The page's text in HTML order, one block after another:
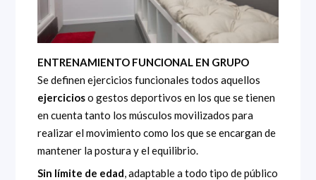
ENTRENAMIENTO FUNCIONAL EN GRUPO
Se definen ejercicios funcionales todos aquellos
ejercicioso gestos deportivos en los que se tienen
en cuenta tanto los músculos movilizados para
realizar el movimiento como los que se encargan de
mantener la postura y el equilibrio.
Sin límite de edad, adaptable a todo tipo de público